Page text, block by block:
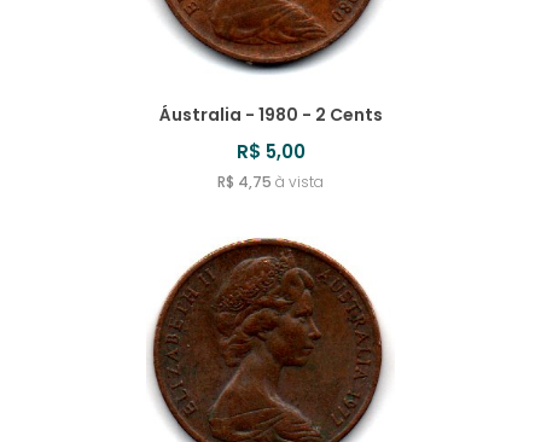
Áustralia - 1980 - 2 Cents
R$ 5,00
R$ 4,75 à vista